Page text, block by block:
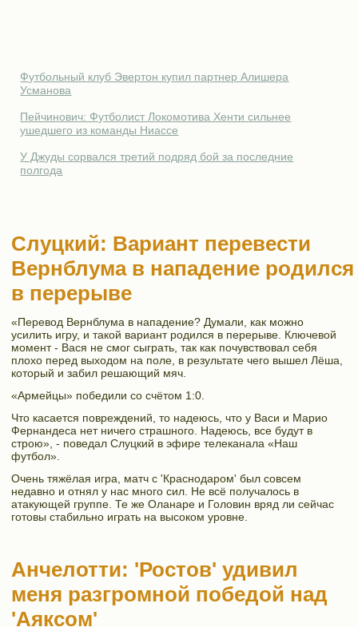
Футбольный клуб Эвертон купил партнер Алишера
Усманова
Пейчинович: Футболист Локомотива Хенти сильнее
ушедшего из команды Ниассе
У Джуды сорвался третий подряд бой за последние
полгода
Слуцкий: Вариант перевести
Вернблума в нападение родился
в перерыве
«Перевод Вернблума в нападение? Думали, как можно
усилить игру, и такой вариант родился в перерыве. Ключевой
момент - Вася не смог сыграть, так как почувствовал себя
плохо перед выходом на поле, в результате чего вышел Лёша,
который и забил решающий мяч.
«Армейцы» победили со счётом 1:0.
Что касается повреждений, то надеюсь, что у Васи и Марио
Фернандеса нет ничего страшного. Надеюсь, все будут в
строю», - поведал Слуцкий в эфире телеканала «Наш
футбол».
Очень тяжёлая игра, матч с 'Краснодаром' был совсем
недавно и отнял у нас много сил. Не всё получалось в
атакующей группе. Те же Оланаре и Головин вряд ли сейчас
готовы стабильно играть на высоком уровне.
Анчелотти: 'Ростов' удивил
меня разгромной победой над
'Аяксом'